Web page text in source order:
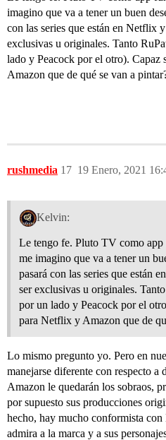
imagino que va a tener un buen
con las series que están en Netflix
exclusivas u originales. Tanto
lado y Peacock por el otro).
Amazon que de qué se van a
rushmedia 19 Enero, 2021
17
Kelvin:
Le tengo fe. Pluto TV como
me imagino que va a tener un
pasará con las series que están
ser exclusivas u originales.
por un lado y Peacock por el
para Netflix y Amazon que de
Lo mismo pregunto yo. Pero en
manejarse diferente con respecto
Amazon le quedarán los sobraos,
por supuesto sus producciones
hecho, hay mucho conformista
admira a la marca y a sus